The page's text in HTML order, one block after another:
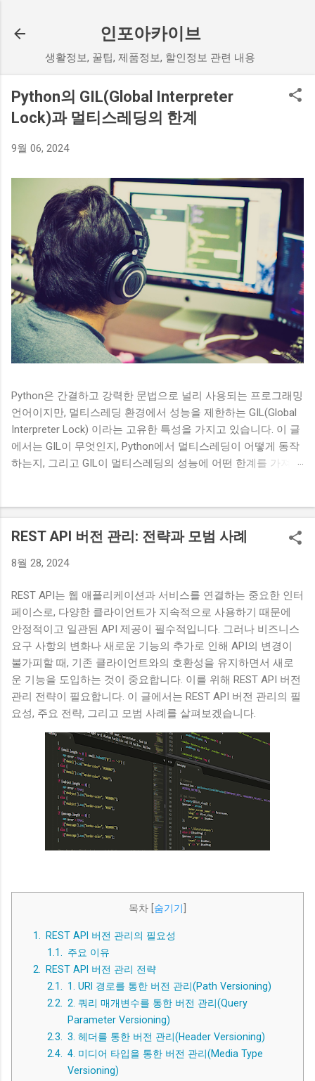
인포아카이브
생활정보, 꿀팁, 제품정보, 할인정보 관련 내용
Python의 GIL(Global Interpreter
Lock)과 멀티스레딩의 한계
9월 06, 2024
Python은 간결하고 강력한 문법으로 널리 사용되는 프로그래밍
언어이지만, 멀티스레딩 환경에서 성능을 제한하는 GIL(Global
Interpreter Lock) 이라는 고유한 특성을 가지고 있습니다. 이 글
에서는 GIL이 무엇인지, Python에서 멀티스레딩이 어떻게 동작
하는지, 그리고 GIL이 멀티스레딩의 성능에 어떤 한계를 가져오
Python의 메모리 관리와 관련된 내부 구조의 일관성을 유지하
기 위해 도입되었습니다. 특히, CPython(가장 널리 사용되는
Python 구현)에서 GIL은 필수적인 요소입니다. GIL의 주요 특징:
인터프리터에서 실행되도록 보장합니다. 여러 스레드가 동시에
실행될 수 있지만, GIL에 의해 이들이 순차적으로 실행됩니다.
멀티코어 활용 제한 : GIL로 인해 Python 멀티스레딩은 멀티코
어 CPU의 성능을 충분히 활용하지 못합니다. 다중 스레드가 존
재하더라도 실제로는 하나의 코어에서 순차적으로 실행되기 때
문입니다. IO 바운드 작업 최적화 : GIL은 CPU 바운드 작업에서
는 성능에 영향을 미치지만, IO 바운드 작업에서는 상대적으로
영향을 덜 받습니다. 이는 IO 작업이 진행되는 동안 다른 스레드
가 실행될 수 있기 때문입니다. Python에서의 멀티스레딩 멀티
스레딩은 프로그램이 여러 스레드를 통해 병렬로 작업을 수행
하는 방식입니다. Python의 threading 모듈은 멀티스레딩을 지
원하며, 다양한 병렬 처리 작업을 수행할 수 있습니다. 그러나
GIL의 존재로 인해 Python의 멀티스레딩은 기대했던 만...
REST API 버전 관리: 전략과 모범 사례
8월 28, 2024
REST API는 웹 애플리케이션과 서비스를 연결하는 중요한 인터
페이스로, 다양한 클라이언트가 지속적으로 사용하기 때문에
안정적이고 일관된 API 제공이 필수적입니다. 그러나 비즈니스
요구 사항의 변화나 새로운 기능의 추가로 인해 API의 변경이
불가피할 때, 기존 클라이언트와의 호환성을 유지하면서 새로
운 기능을 도입하는 것이 중요합니다. 이를 위해 REST API 버전
관리 전략이 필요합니다. 이 글에서는 REST API 버전 관리의 필
요성, 주요 전략, 그리고 모범 사례를 살펴보겠습니다.
목차 숨기기
1.
REST API 버전 관리의 필요성
1.1. 주요 이유
2.
REST API 버전 관리 전략
2.1. 1. URI 경로를 통한 버전 관리(Path Versioning)
2.2. 2. 쿼리 매개변수를 통한 버전 관리(Query
Parameter Versioning)
2.3. 3. 헤더를 통한 버전 관리(Header Versioning)
2.4. 4. 미디어 타입을 통한 버전 관리(Media Type
Versioning)